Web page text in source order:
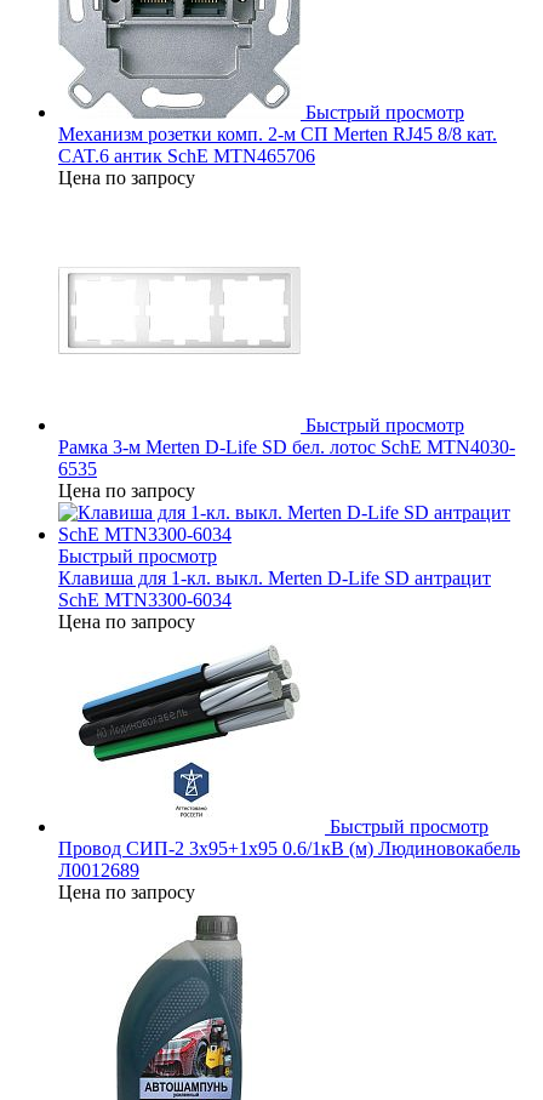
Быстрый просмотр
Механизм розетки комп. 2-м СП Merten RJ45 8/8 кат.
CAT.6 антик SchE MTN465706
Цена по запросу
Быстрый просмотр
Рамка 3-м Merten D-Life SD бел. лотос SchE MTN4030-
6535
Цена по запросу
Быстрый просмотр
Клавиша для 1-кл. выкл. Merten D-Life SD антрацит
SchE MTN3300-6034
Цена по запросу
Быстрый просмотр
Провод СИП-2 3х95+1х95 0.6/1кВ (м) Людиновокабель
Л0012689
Цена по запросу